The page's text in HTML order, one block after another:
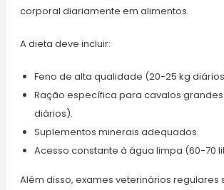
corporal diariamente em alimentos.
A dieta deve incluir:
Feno de alta qualidade (20-25 kg
Ração específica para cavalos
diários).
Suplementos minerais adequados.
Acesso constante à água limpa (60-70
Além disso, exames veterinários regulares